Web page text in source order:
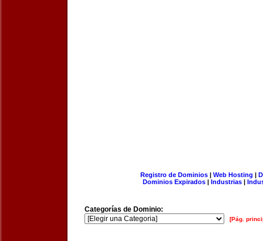
Registro de Dominios| Web Hosting |
Dominios Expirados | Industrias |
Categorías de Dominio:
[Pág.